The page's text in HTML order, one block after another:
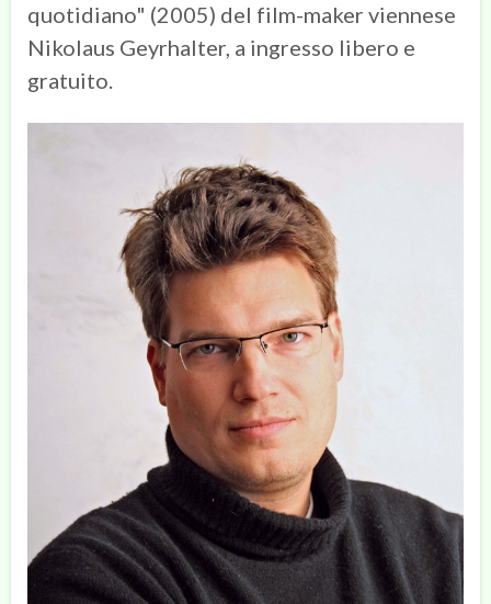
quotidiano" (2005) del film-maker viennese
Nikolaus Geyrhalter, a ingresso libero e
gratuito.